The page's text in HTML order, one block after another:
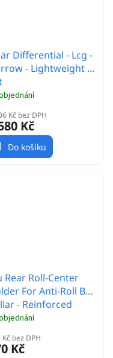
Differential - Lcg -
- Lightweight -
Kč bez DPH
Kč
Do košíku
Rear Roll-Center
For Anti-Roll Bar
- Reinforced
bez DPH
Kč